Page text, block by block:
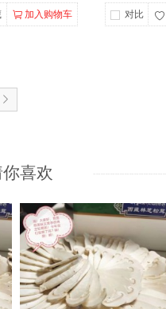
加入购物车 对比
喜欢